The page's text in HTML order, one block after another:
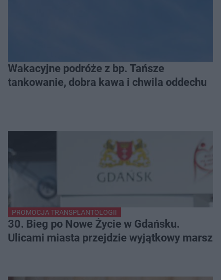
Wakacyjne podróże z bp. Tańsze
tankowanie, dobra kawa i chwila oddechu
PROMOCJA TRANSPLANTOLOGII
30. Bieg po Nowe Życie w Gdańsku.
Ulicami miasta przejdzie wyjątkowy marsz